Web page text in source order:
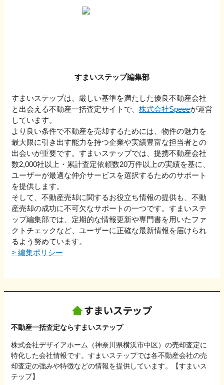
すまいステップ編集部
すまいステップは、厳しい基準を満たした優良不動産会社
と出会える不動産一括査定サイトで、 株式会社Speeeが運営
しています。
より良い条件で不動産を売却するためには、物件の魅力を
最大限に引き出す能力を持つ企業や実績豊富な担当者との
出会いが重要です。すまいステップでは、提携不動産会社
数2,000社以上・累計査定依頼数20万件以上の実績を基に、
ユーザーが最適な仲介サービスを選択するためのサポート
を提供します。
そして、不動産売却に関するお役立ち情報の提供も、不動
産売却の成功に不可欠なサポートの一つです。すまいステ
ップ編集部では、定期的な情報更新や専門書を用いたファ
クトチェックなど、ユーザーに正確な最新情報を届けられ
るよう努めています。
> 編集ポリシー
不動産一括査定ならすまいステップ
株式会社デザイアホーム（神奈川県横浜市中区）の売却査定に
特化した会社情報です。すまいステップでは各不動産会社の売
却査定の強みや特徴などの情報を提供しています。【すまいス
テップ】